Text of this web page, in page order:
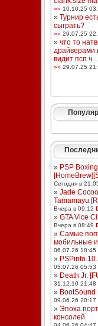
»» 10.10.25
» Турнир
сыграть?
»» 29.07.25
» что то
драйверами
видит псп ч
»» 29.07.25
» PSP
Сегодня в
» Jade
Tamamayu
Вчера в 09:12
» GTA Vice
Вчера в 08:49
» Самые
мобильные
06.07.26 18:45
» PSPinfo 10
05.07.26 05:53
» Death Jr.
31.12.10 21:48
» BootSound
09.06.26 20:17
» Эпоха
консолей